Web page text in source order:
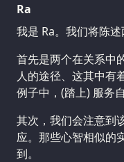
Ra
我是 Ra。我们将陈述
首先是两个在关系中
人的途径、这其中有
例子中，(踏上) 服务
其次，我们会注意到
应。那些心智相似的
到。